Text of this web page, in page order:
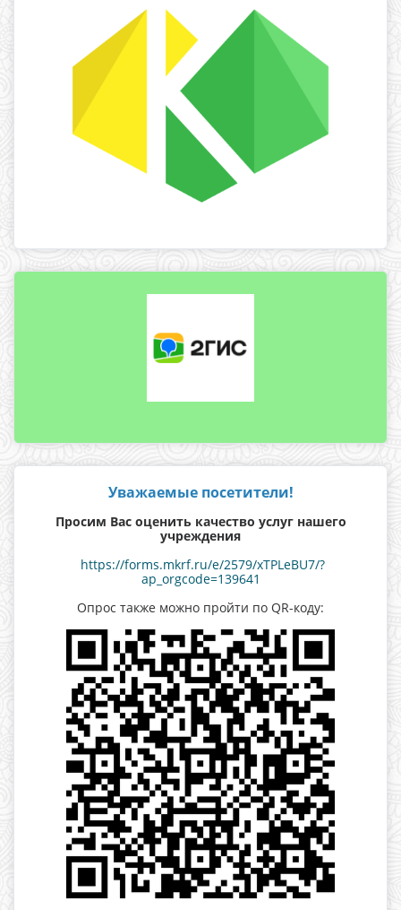
Уважаемые посетители!
Просим Вас оценить качество услуг нашего
учреждения
https://forms.mkrf.ru/e/2579/xTPLeBU7/?
ap_orgcode=139641
Опрос также можно пройти по QR-коду: